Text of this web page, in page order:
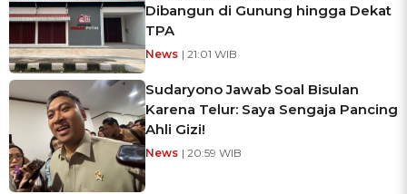
Dibangun di Gunung hingga Dekat
TPA
News | 21:01 WIB
Sudaryono Jawab Soal Bisulan
Karena Telur: Saya Sengaja Pancing
Ahli Gizi!
News | 20:59 WIB